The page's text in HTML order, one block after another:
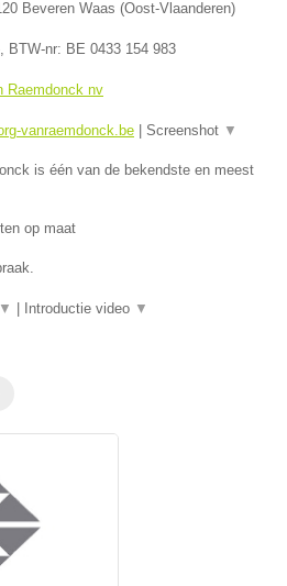
Beveren Waas (Oost-Vlaanderen)
, BTW-nr: BE 0433 154 983
Raemdonck nv
vanraemdonck.be Screenshot ▼
is één van de bekendste en meest
op maat
▼ Introductie video ▼